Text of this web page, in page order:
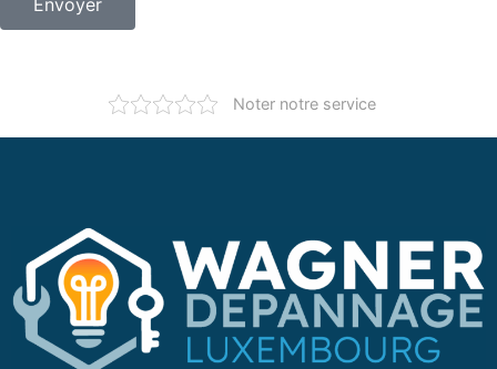
Noter notre service